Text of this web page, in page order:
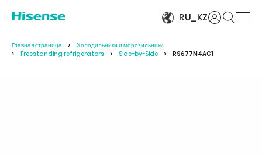
RU_KZВойти
Главная страница
Холодильники и морозильники
Freestanding refrigerators
Side-by-Side RS677N4AC1